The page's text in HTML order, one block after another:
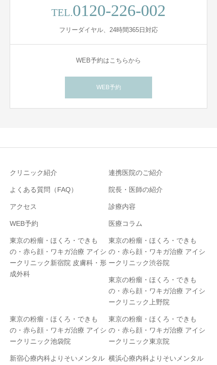
TEL.0120-226-002
フリーダイヤル、24時間365日対応
WEB予約はこちらから
WEB予約
クリニック紹介 連携医院のご紹介
よくある質問（FAQ） 院長・医師の紹介
アクセス 診療内容
WEB予約 医療コラム
東京の粉瘤・ほくろ・できも
の・赤ら顔・ワキガ治療 アイシ
ークリニック新宿院 皮膚科・形
成外科
東京の粉瘤・ほくろ・できも
の・赤ら顔・ワキガ治療 アイシ
ークリニック渋谷院
東京の粉瘤・ほくろ・できも
の・赤ら顔・ワキガ治療 アイシ
ークリニック上野院
東京の粉瘤・ほくろ・できも
の・赤ら顔・ワキガ治療 アイシ
ークリニック池袋院
東京の粉瘤・ほくろ・できも
の・赤ら顔・ワキガ治療 アイシ
ークリニック東京院
新宿心療内科よりそいメンタル 横浜心療内科よりそいメンタル